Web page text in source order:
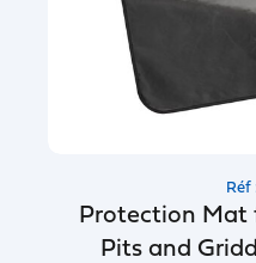
Réf
Protection Mat
Pits and